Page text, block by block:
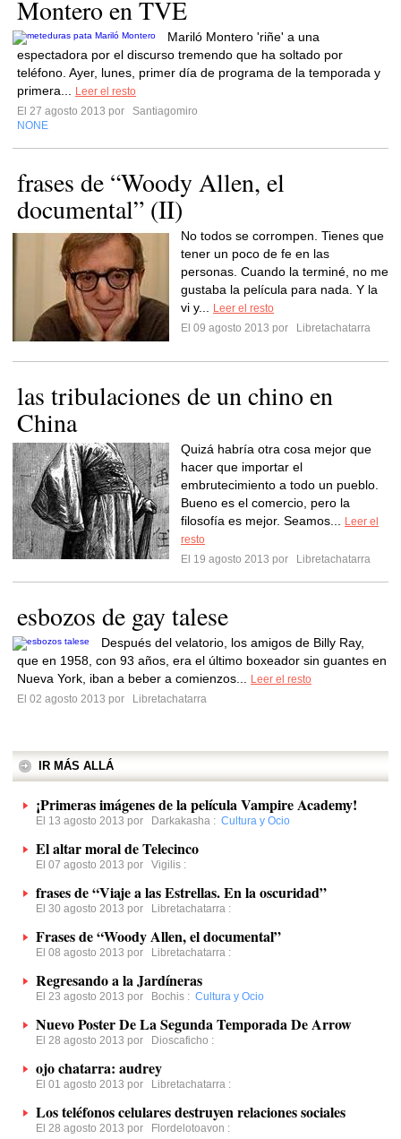
Montero en TVE
Mariló Montero 'riñe' a una
espectadora por el discurso tremendo que ha soltado por
teléfono. Ayer, lunes, primer día de programa de la temporada y
primera...
Leer el resto
El 27 agosto 2013 por
Santiagomiro
NONE
frases de “Woody Allen, el
documental” (II)
No todos se corrompen. Tienes que
tener un poco de fe en las
personas. Cuando la terminé, no me
gustaba la película para nada. Y la
vi y...
Leer el resto
El 09 agosto 2013 por
Libretachatarra
las tribulaciones de un chino en
China
Quizá habría otra cosa mejor que
hacer que importar el
embrutecimiento a todo un pueblo.
Bueno es el comercio, pero la
filosofía es mejor. Seamos...
Leer el
resto
El 19 agosto 2013 por
Libretachatarra
esbozos de gay talese
Después del velatorio, los amigos de Billy Ray,
que en 1958, con 93 años, era el último boxeador sin guantes en
Nueva York, iban a beber a comienzos...
Leer el resto
El 02 agosto 2013 por
Libretachatarra
IR MÁS ALLÁ
¡Primeras imágenes de la película Vampire Academy!
El 13 agosto 2013 por Darkakasha : Cultura y Ocio
El altar moral de Telecinco
El 07 agosto 2013 por Vigilis :
frases de “Viaje a las Estrellas. En la oscuridad”
El 30 agosto 2013 por Libretachatarra :
Frases de “Woody Allen, el documental”
El 08 agosto 2013 por Libretachatarra :
Regresando a la Jardíneras
El 23 agosto 2013 por Bochis : Cultura y Ocio
Nuevo Poster De La Segunda Temporada De Arrow
El 28 agosto 2013 por Dioscaficho :
ojo chatarra: audrey
El 01 agosto 2013 por Libretachatarra :
Los teléfonos celulares destruyen relaciones sociales
El 28 agosto 2013 por Flordelotoavon :